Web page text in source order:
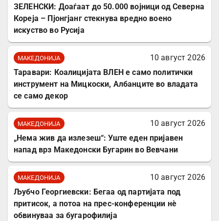
ЗЕЛЕНСКИ: Доаѓаат до 50.000 војници од Северна
Кореја – Пјонгјанг стекнува вредно воено
искуство во Русија
МАКЕДОНИЈА
10 август 2026
Таравари: Коалицијата ВЛЕН е само политички
инструмент на Мицкоски, Албанците во владата
се само декор
МАКЕДОНИЈА
10 август 2026
„Нема жив да излезеш“: Уште еден пријавен
напад врз Македонски Бугарин во Вевчани
МАКЕДОНИЈА
10 август 2026
Љубчо Георгиевски: Бегаа од партијата под
притисок, а потоа на прес-конференции нè
обвинуваа за бугарофилија